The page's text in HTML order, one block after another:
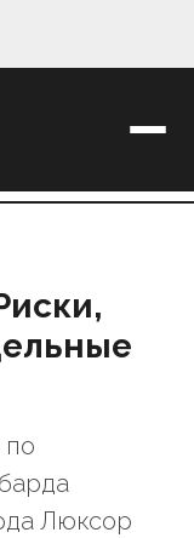
по
Люксор